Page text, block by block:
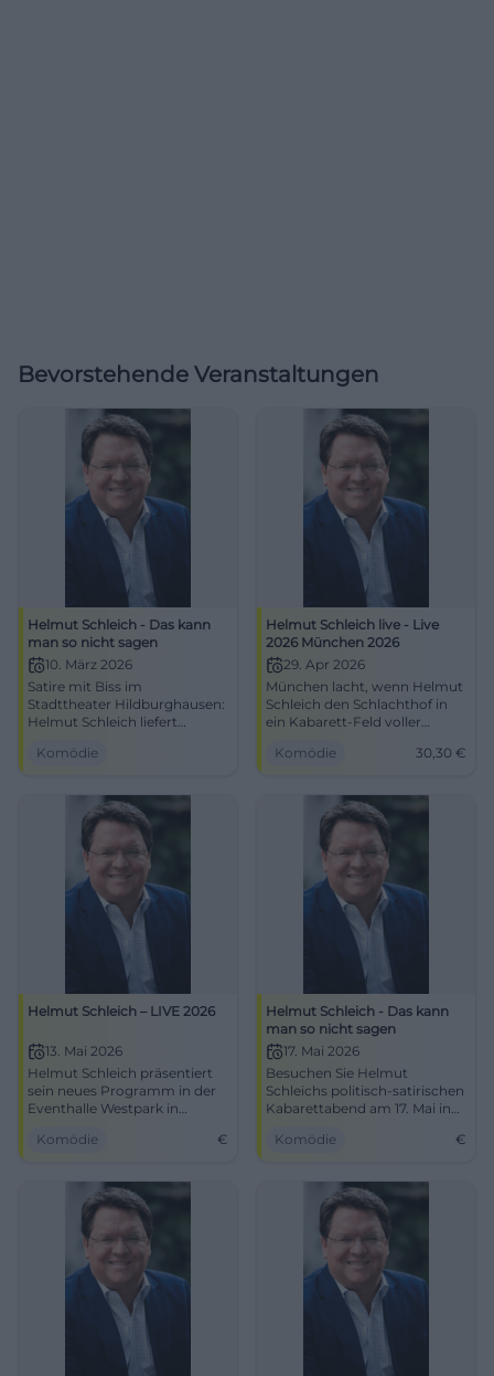
Bevorstehende Veranstaltungen
Helmut Schleich - Das kann
man so nicht sagen
10. März 2026
Satire mit Biss im
Stadttheater Hildburghausen:
Helmut Schleich liefert
Publikumsnähe. 10.03.2026,
nachdenken, mitreden. Jetzt
Tickets sichern. #Kabarett
Komödie
Helmut Schleich live - Live
2026 München 2026
29. Apr 2026
München lacht, wenn Helmut
Schleich den Schlachthof in
ein Kabarett-Feld voller
29.04.2026, ab 30,30 €.
Komödie 30,30 €
Helmut Schleich – LIVE 2026
13. Mai 2026
Helmut Schleich präsentiert
sein neues Programm in der
Eventhalle Westpark in
Humor und Nachdenklichkeit
Komödie €
Helmut Schleich - Das kann
man so nicht sagen
17. Mai 2026
Besuchen Sie Helmut
Schleichs politisch-satirischen
Kabarettabend am 17. Mai in
Komödie
€